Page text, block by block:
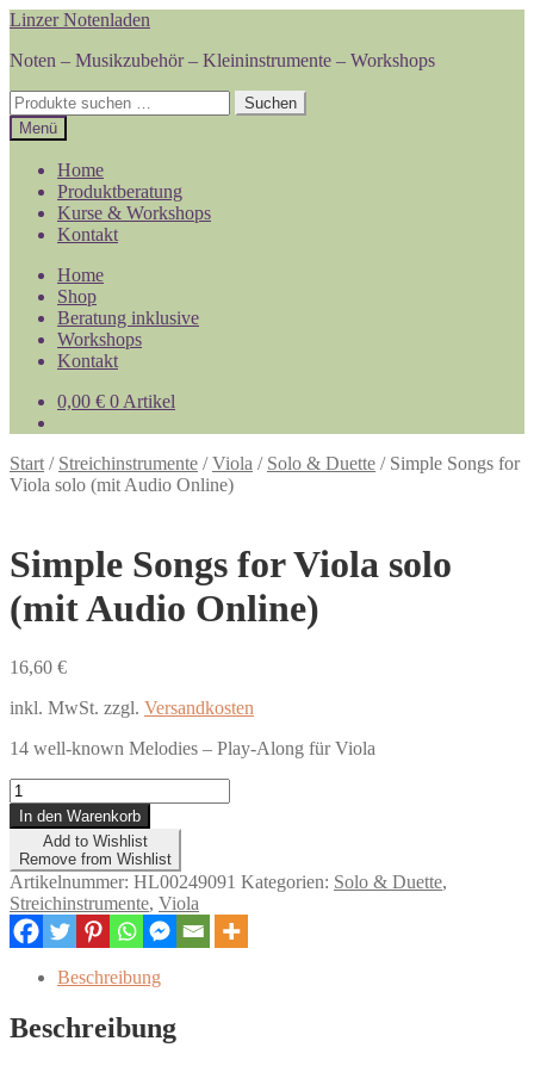
Zur
springen
Zum
springen
Linzer Notenladen
Noten – Musikzubehör – Kleininstrumente – Workshops
Suchen
nach:
Suchen
Menü
Home
Produktberatung
Kurse & Workshops
Kontakt
Home
Shop
Beratung inklusive
Workshops
Kontakt
0,00 € 0 Artikel
Start / Streichinstrumente /Viola / Solo & Duette / Simple Songs for
Viola solo (mit Audio Online)
Simple Songs for Viola solo
(mit Audio Online)
16,60 €
inkl. MwSt. zzgl. Versandkosten
14 well-known Melodies – Play-Along für Viola
Simple
Songs
for
Viola
solo
(mit
Audio
Online)
In den Warenkorb
Add to Wishlist
Remove from Wishlist
Artikelnummer: HL00249091 Kategorien: Solo & Duette,
Streichinstrumente, Viola
Beschreibung
Beschreibung